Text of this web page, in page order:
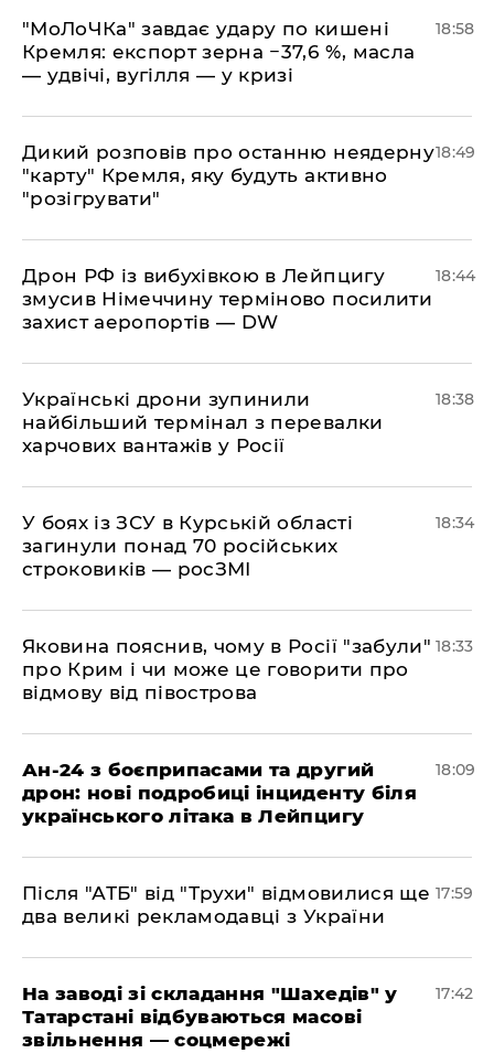
​"МоЛоЧКа" завдає удару по кишені
Кремля: експорт зерна −37,6 %, масла
— удвічі, вугілля — у кризі
18:58
​Дикий розповів про останню неядерну
"карту" Кремля, яку будуть активно
"розігрувати"
18:49
​Дрон РФ із вибухівкою в Лейпцигу
змусив Німеччину терміново посилити
захист аеропортів — DW
18:44
​Українські дрони зупинили
найбільший термінал з перевалки
харчових вантажів у Росії
18:38
​У боях із ЗСУ в Курській області
загинули понад 70 російських
строковиків — росЗМІ
18:34
​Яковина пояснив, чому в Росії "забули"
про Крим і чи може це говорити про
відмову від півострова
18:33
​Ан-24 з боєприпасами та другий
дрон: нові подробиці інциденту біля
українського літака в Лейпцигу
18:09
​Після "АТБ" від "Трухи" відмовилися ще
два великі рекламодавці з України
17:59
​На заводі зі складання "Шахедів" у
Татарстані відбуваються масові
звільнення — соцмережі
17:42